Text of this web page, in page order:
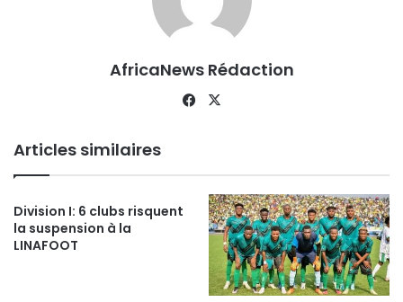
AfricaNews Rédaction
Facebook
Articles similaires
Division I: 6 clubs risquent
la suspension à la
LINAFOOT